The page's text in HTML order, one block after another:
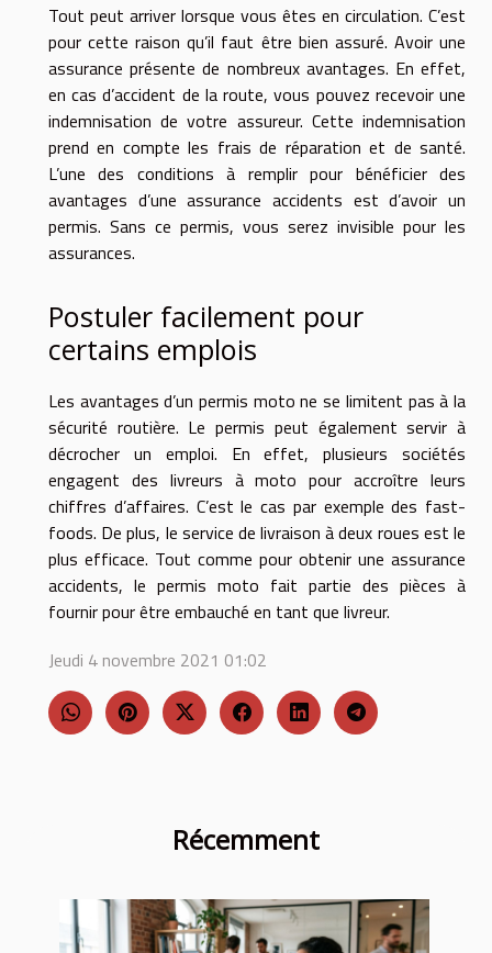
Récemment
Tout peut arriver lorsque vous êtes en circulation. C’est
pour cette raison qu’il faut être bien assuré. Avoir une
assurance présente de nombreux avantages. En effet,
en cas d’accident de la route, vous pouvez recevoir une
indemnisation de votre assureur. Cette indemnisation
prend en compte les frais de réparation et de santé.
L’une des conditions à remplir pour bénéficier des
avantages d’une assurance accidents est d’avoir un
permis. Sans ce permis, vous serez invisible pour les
assurances.
Postuler facilement pour
certains emplois
Les avantages d’un permis moto ne se limitent pas à la
sécurité routière. Le permis peut également servir à
décrocher un emploi. En effet, plusieurs sociétés
engagent des livreurs à moto pour accroître leurs
chiffres d’affaires. C’est le cas par exemple des fast-
foods. De plus, le service de livraison à deux roues est le
plus efficace. Tout comme pour obtenir une assurance
accidents, le permis moto fait partie des pièces à
fournir pour être embauché en tant que livreur.
Jeudi 4 novembre 2021 01:02